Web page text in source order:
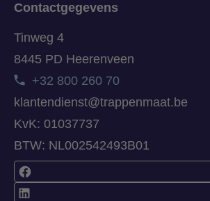
Contactgegevens
Tinweg 4
8445 PD Heerenveen
+32 800 260 70
klantendienst@trappenmaat.be
KvK: 01037737
BTW: NL002542493B01